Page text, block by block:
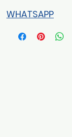
WHATSAPP